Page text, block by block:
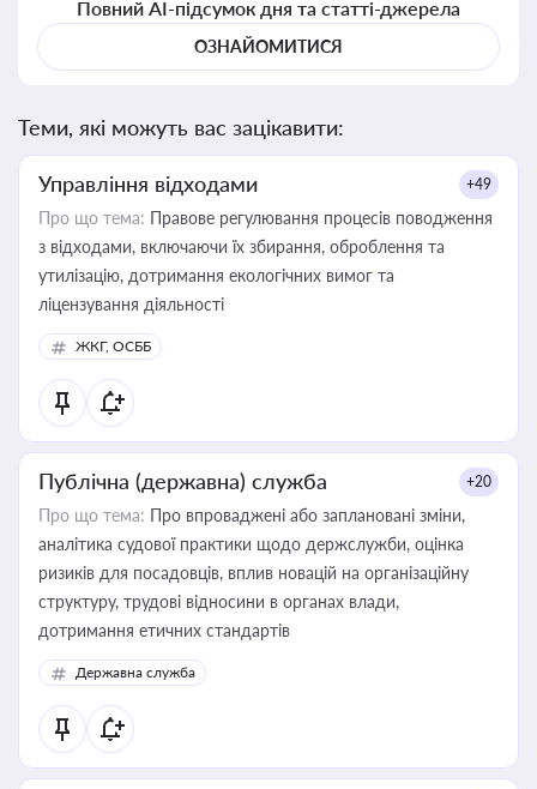
Повний AI-підсумок дня та статті-джерела
ОЗНАЙОМИТИСЯ
Теми, які можуть вас зацікавити:
Управління відходами +49
Про що тема: Правове регулювання процесів поводження
з відходами, включаючи їх збирання, оброблення та
утилізацію, дотримання екологічних вимог та
ліцензування діяльності
ЖКГ, ОСББ
Публічна (державна) служба +20
Про що тема: Про впроваджені або заплановані зміни,
аналітика судової практики щодо держслужби, оцінка
ризиків для посадовців, вплив новацій на організаційну
структуру, трудові відносини в органах влади,
дотримання етичних стандартів
Державна служба